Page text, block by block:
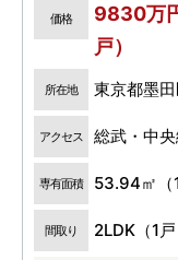
価格
9830万
戸）
所在地 東京都墨
アクセス 総武・中
専有面積 53.94㎡（
間取り 2LDK（1